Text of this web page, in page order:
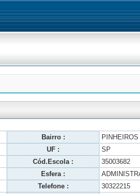
Bairro :
PINHEIROS
UF :
SP
Cód.Escola :
35003682
Esfera :
Telefone :
30322215